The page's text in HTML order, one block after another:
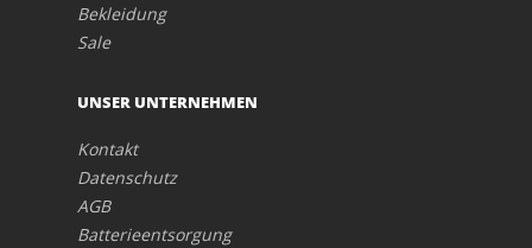
Bekleidung
Sale
UNSER UNTERNEHMEN
Kontakt
Datenschutz
AGB
Batterieentsorgung